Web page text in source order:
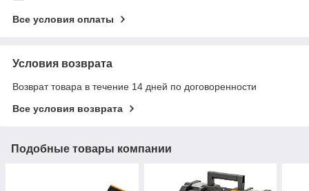
Все условия оплаты
Условия возврата
Возврат товара в течение 14 дней по договоренности
Все условия возврата
Подобные товары компании